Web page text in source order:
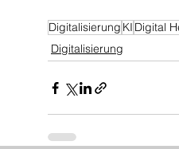
Digitalisierung KI Digital
Digitalisierung